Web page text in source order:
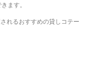
ます。
れるおすすめの貸しコテー